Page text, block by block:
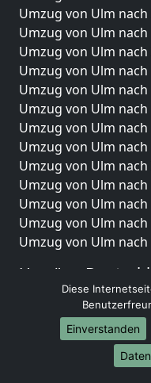
Umzug von Ulm
Umzug von Ulm
Umzug von Ulm nach
Umzug von Ulm
Umzug von Ulm nach
Umzug von Ulm nach
Umzug von Ulm
Umzug von Ulm
Umzug von Ulm
Umzug von Ulm
Umzug von Ulm
Umzug von Ulm
Umzug von Ulm
Umzüge-
Umzug von Ulm
Umzug von Ulm
Umzug von Ulm
Umzug von Ulm
Diese
Einverstanden